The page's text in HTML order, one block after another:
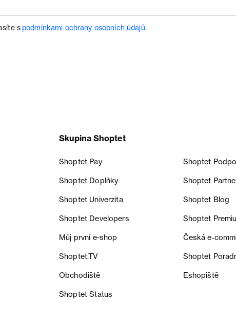
spodmínkami ochrany osobních údajů.
Skupina Shoptet
Shoptet Pay Shoptet
Shoptet Doplňky Shoptet
Shoptet Univerzita Shoptet Blog
Shoptet Developers Shoptet
Můj první e-shop Česká
Shoptet.TV Shoptet
Obchodiště Eshopiště
Shoptet Status